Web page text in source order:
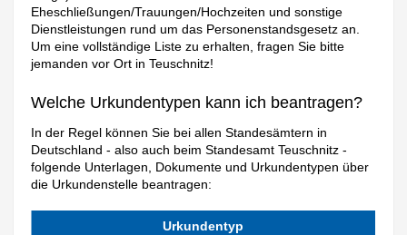
Eheschließungen/Trauungen/Hochzeiten und sonstige
Dienstleistungen rund um das Personenstandsgesetz an.
Um eine vollständige Liste zu erhalten, fragen Sie bitte
jemanden vor Ort in Teuschnitz!
Welche Urkundentypen kann ich beantragen?
In der Regel können Sie bei allen Standesämtern in
Deutschland - also auch beim Standesamt Teuschnitz -
folgende Unterlagen, Dokumente und Urkundentypen über
die Urkundenstelle beantragen:
Urkundentyp